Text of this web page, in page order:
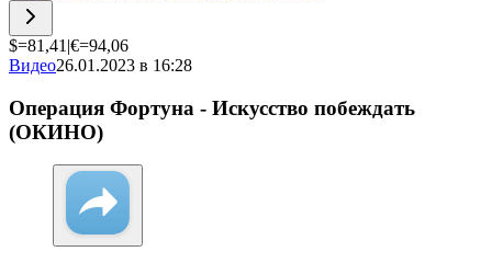
$=81,41 |€=94,06
Видео26.01.2023 в 16:28
Операция Фортуна - Искусство побеждать
(ОКИНО)